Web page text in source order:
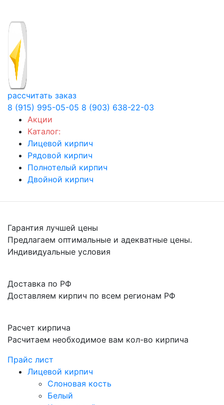
рассчитать заказ
8 (915) 995-05-05 8 (903) 638-22-03
Акции
Каталог:
Лицевой кирпич
Рядовой кирпич
Полнотелый кирпич
Двойной кирпич
Гарантия лучшей цены
Предлагаем оптимальные и адекватные цены.
Индивидуальные условия
Доставка по РФ
Доставляем кирпич по всем регионам РФ
Расчет кирпича
Расчитаем необходимое вам кол-во кирпича
Прайс лист
Лицевой кирпич
Слоновая кость
Белый